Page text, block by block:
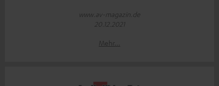
www.av-magazin.de
20.12.2021
Mehr...